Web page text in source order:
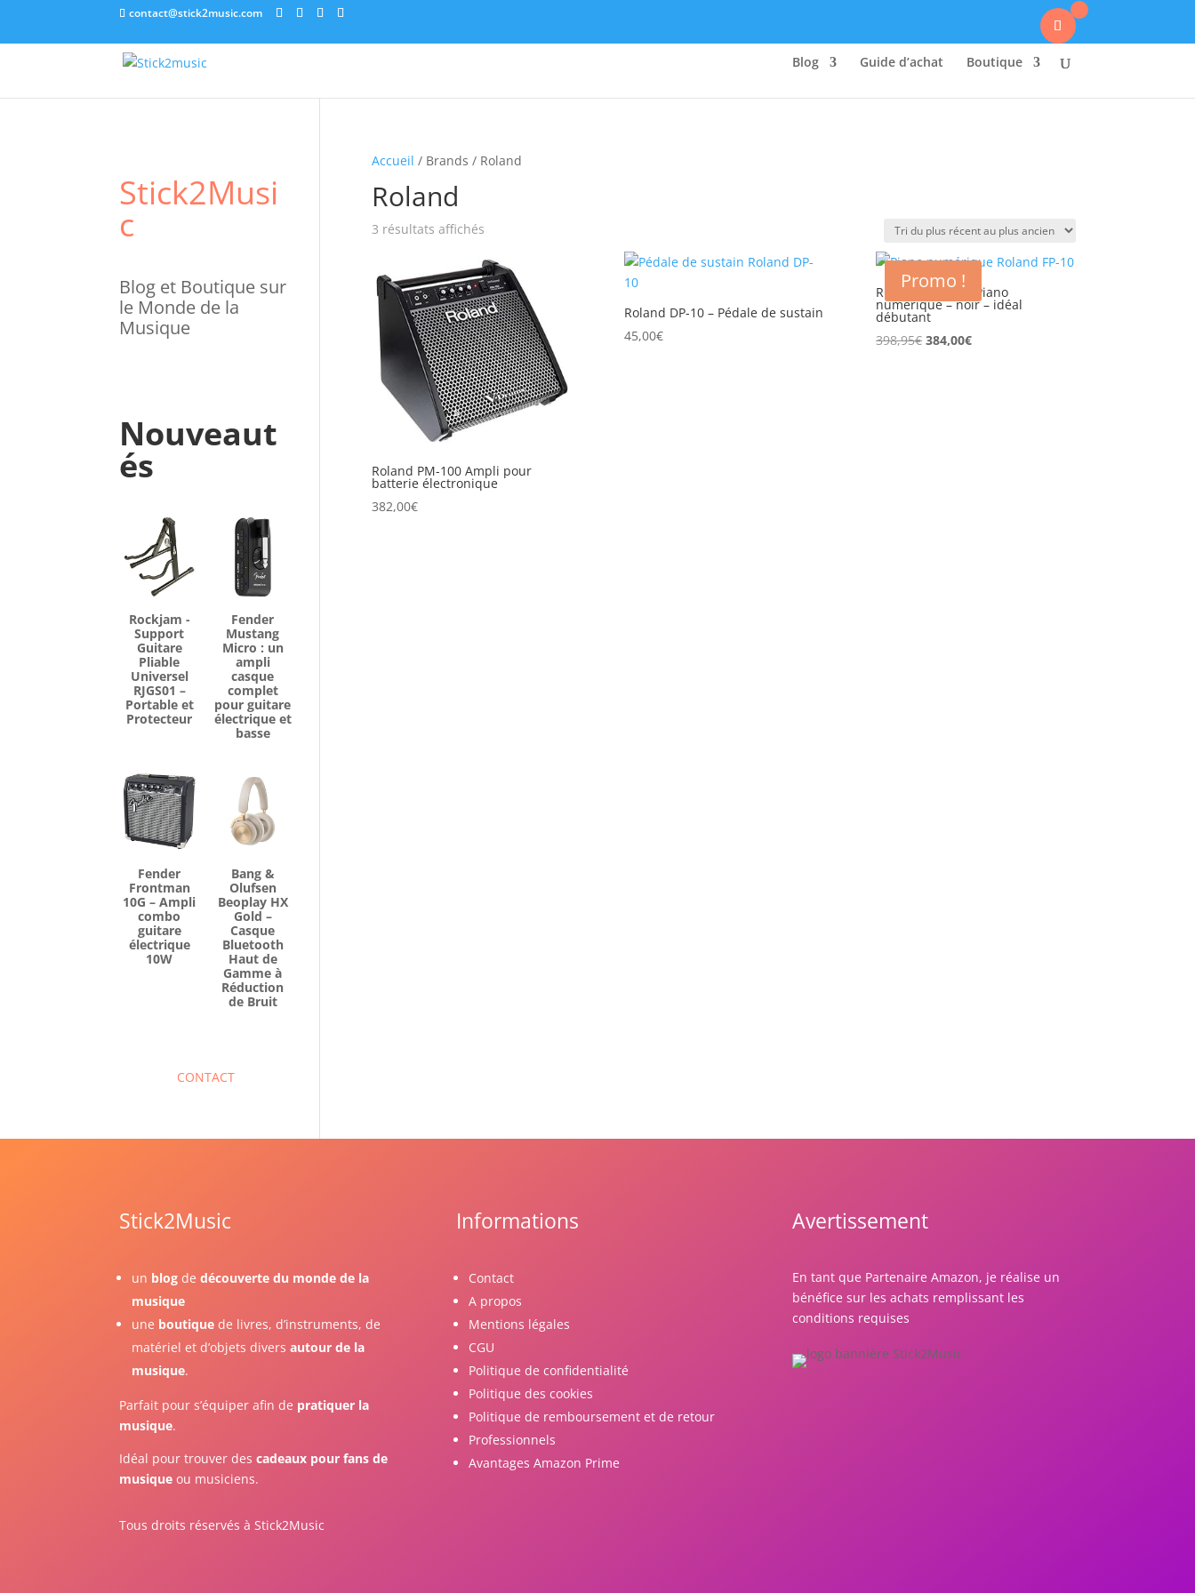
contact@stick2music.com
Blog Guide d’achat Boutique
Accueil / Brands / Roland
Roland
3 résultats affichésTrié
plus
récent
au
plus
ancien
Roland PM-100 Ampli pour
batterie électronique
382,00€
Roland DP-10 – Pédale de sustain
45,00€
Promo !
ROLAND FP-10 – Piano
numérique – noir – idéal
débutant
398,95€ Le
384,00€Le
Stick2Musi
C
Blog et Boutique sur
le Monde de la
Musique
Nouveaut
és
Rockjam -
Support
Guitare
Pliable
Universel
RJGS01 –
Portable et
Protecteur
Fender
Mustang
Micro : un
ampli
casque
complet
pour guitare
électrique et
basse
Fender
Frontman
10G – Ampli
combo
guitare
électrique
10W
Bang &
Olufsen
Beoplay HX
Gold –
Casque
Bluetooth
Haut de
Gamme à
Réduction
de Bruit
CONTACT
Stick2Music
un blog de découverte du monde de la
musique
une boutique de livres, d’instruments, de
matériel et d’objets divers autour de la
musique.
Parfait pour s’équiper afin de pratiquer la
musique.
Idéal pour trouver des cadeaux pour fans de
musique ou musiciens.
Tous droits réservés à Stick2Music
Informations
Contact
A propos
Mentions légales
CGU
Politique de confidentialité
Politique des cookies
Politique de remboursement et de retour
Professionnels
Avantages Amazon Prime
Avertissement
En tant que Partenaire Amazon, je réalise un
bénéfice sur les achats remplissant les
conditions requises